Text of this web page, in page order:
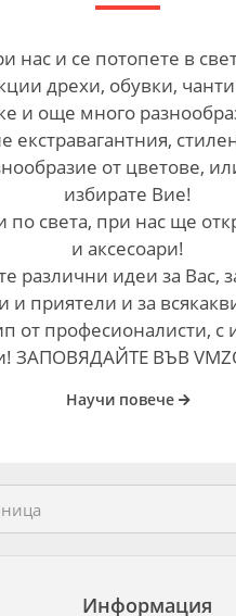
нас и се потопете в
дрехи, обувки,
и още много
екстравагантния,
от цветове,
избирате Вие!
света, при нас ще
и аксесоари!
различни идеи за Вас,
и приятели и за
от професионалисти,
ЗАПОВЯДАЙТЕ ВЪВ
Научи повече
Информация